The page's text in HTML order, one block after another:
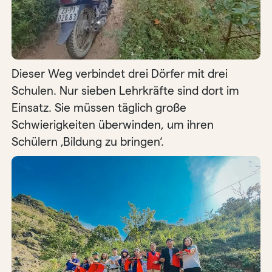
Dieser Weg verbindet drei Dörfer mit drei
Schulen. Nur sieben Lehrkräfte sind dort im
Einsatz. Sie müssen täglich große
Schwierigkeiten überwinden, um ihren
Schülern ‚Bildung zu bringen‘.